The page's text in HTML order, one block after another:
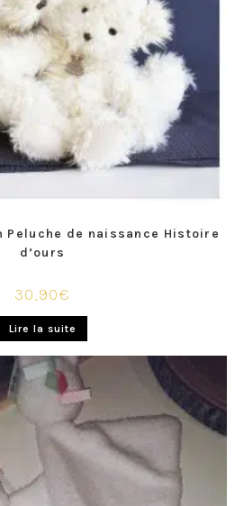
Peluche de naissance Histoire
d’ours
30,90€
Lire la suite